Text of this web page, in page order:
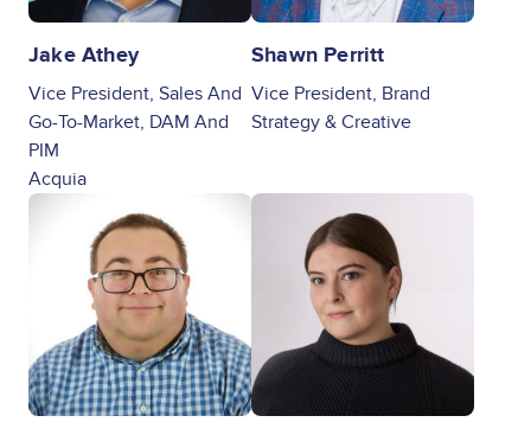
Jake Athey
Vice President, Sales And
Go-To-Market, DAM And
PIM
Acquia
Shawn Perritt
Vice President, Brand
Strategy & Creative